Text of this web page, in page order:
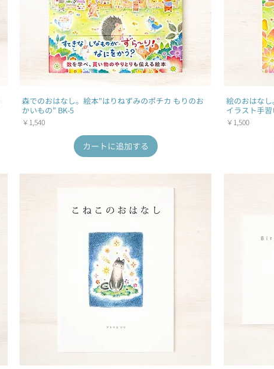
森でのおはなし。絵本"はりねずみのポチカ もりのお
かいもの" BK-5
価格
￥1,540
カートに追加する
絵のおはな
イラスト手
価格
￥1,500